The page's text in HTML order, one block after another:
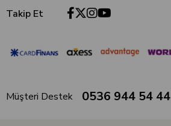
Takip Et
Müşteri Destek 0536 944 54 44